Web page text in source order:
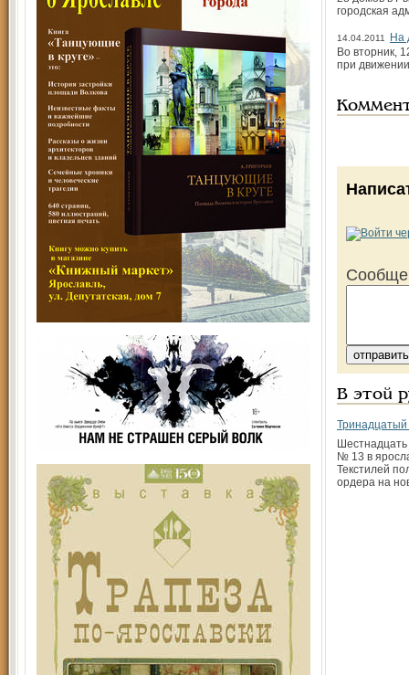
городская
14.04.2011
На
Во вторник,
при
В этой
№ 13 в
Текстилей
ордера на